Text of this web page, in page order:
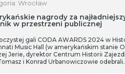
Wrocław
nagrody za
w przestrzeni publicznej
gali CODA AWARDS 2024 w
Music Hall (w amerykańskim stanie
Jerie, dyrektor Centrum Historii
Konrad Urbanowiczowie odebrali